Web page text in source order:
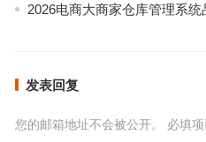
2026电商大商家仓库管理系
发表回复
您的邮箱地址不会被公开。 必填